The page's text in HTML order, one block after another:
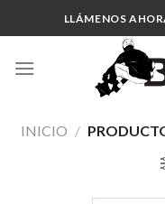
to
LLÁMENOS
INICIO /